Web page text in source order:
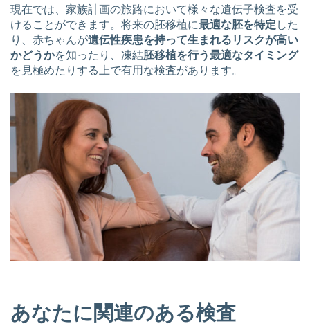
現在では、家族計画の旅路において様々な遺伝子検査を受
けることができます。将来の胚移植に最適な胚を特定した
り、赤ちゃんが遺伝性疾患を持って生まれるリスクが高い
かどうかを知ったり、凍結胚移植を行う最適なタイミング
を見極めたりする上で有用な検査があります。
あなたに関連のある検査